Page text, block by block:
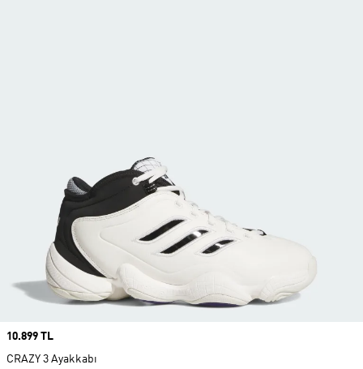
Price
10.899 TL
CRAZY 3 Ayakkabı